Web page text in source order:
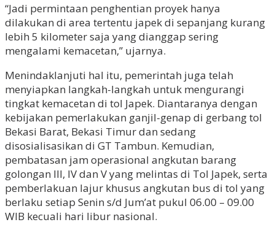
“Jadi permintaan penghentian proyek hanya
dilakukan di area tertentu japek di sepanjang kurang
lebih 5 kilometer saja yang dianggap sering
mengalami kemacetan,” ujarnya.
Menindaklanjuti hal itu, pemerintah juga telah
menyiapkan langkah-langkah untuk mengurangi
tingkat kemacetan di tol Japek. Diantaranya dengan
kebijakan pemerlakukan ganjil-genap di gerbang tol
Bekasi Barat, Bekasi Timur dan sedang
disosialisasikan di GT Tambun. Kemudian,
pembatasan jam operasional angkutan barang
golongan III, IV dan V yang melintas di Tol Japek, serta
pemberlakuan lajur khusus angkutan bus di tol yang
berlaku setiap Senin s/d Jum’at pukul 06.00 – 09.00
WIB kecuali hari libur nasional.